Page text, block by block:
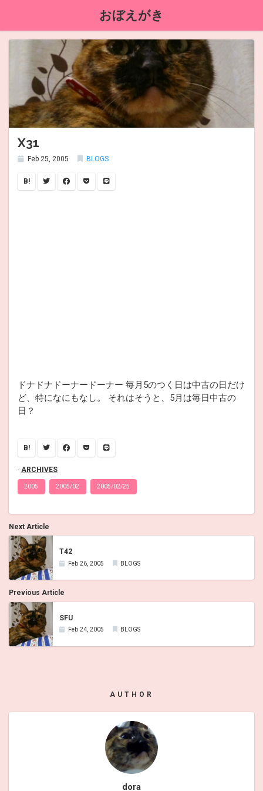
おぼえがき
X31
Feb 25, 2005 BLOGS
B!
ドナドナドーナードーナー 毎月5のつく日は中古の日だけ
ど、特になにもなし。 それはそうと、5月は毎日中古の
日？
B!
ARCHIVES
2005 2005/02 2005/02/25
Next Article
T42
Feb 26, 2005 BLOGS
Previous Article
SFU
Feb 24, 2005 BLOGS
AUTHOR
dora